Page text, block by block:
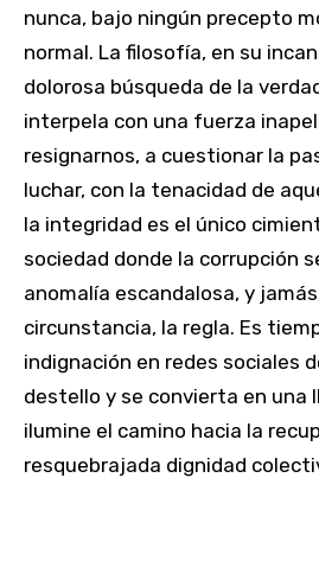
nunca, bajo ningún precepto
normal. La filosofía, en su
dolorosa búsqueda de la
interpela con una fuerza
resignarnos, a cuestionar la
luchar, con la tenacidad de
la integridad es el único
sociedad donde la corrupción
anomalía escandalosa, y
circunstancia, la regla. Es
indignación en redes sociales
destello y se convierta en una
ilumine el camino hacia la
resquebrajada dignidad